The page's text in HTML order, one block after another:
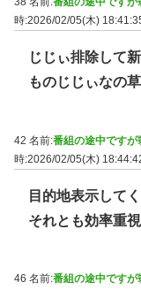
時:2026/02/05(木)
じじぃ排除して
ものじじぃなの草
42 名前:番組の途中です
時:2026/02/05(木)
目的地表示して
それとも効率重
46 名前:番組の途中です